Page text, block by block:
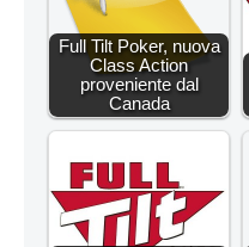
Full Tilt Poker, nuova
Class Action
proveniente dal
Canada